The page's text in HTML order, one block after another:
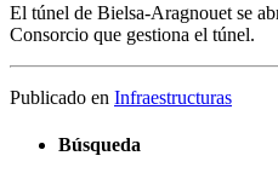
El túnel de Bielsa-Aragnouet se
Consorcio que gestiona el túnel.
Publicado en Infraestructuras
Búsqueda